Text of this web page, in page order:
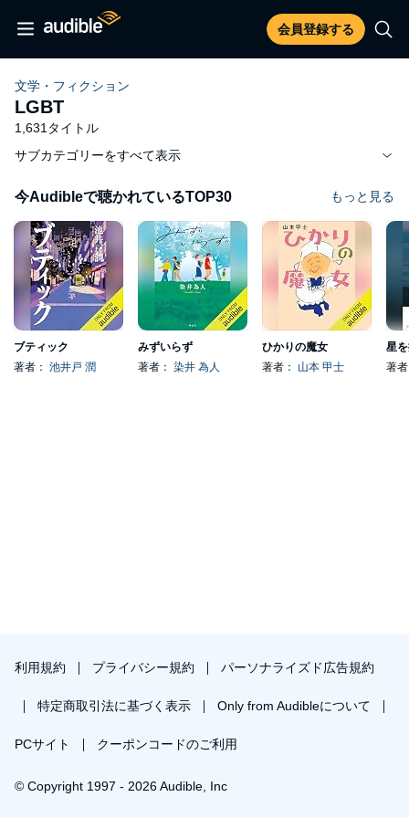
会員登録する
文学・フィクション
LGBT
1,631タイトル
サブカテゴリーをすべて表示
今Audibleで聴かれているTOP30 もっと見る
ブティック
著者： 池井戸 潤
みずいらず
著者： 染井 為人
ひかりの魔女
著者： 山本 甲士
星
著
利用規約 プライバシー規約 パーソナライズド広告規約
特定商取引法に基づく表示 Only from Audibleについて
PCサイト クーポンコードのご利用
© Copyright 1997 - 2026 Audible, Inc